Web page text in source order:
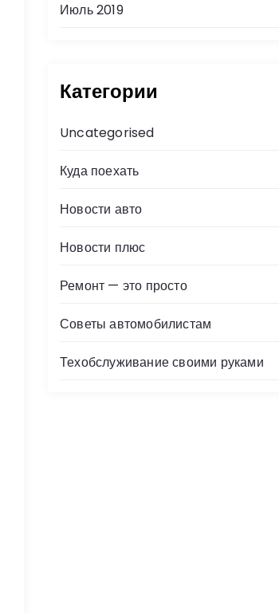
Июль 2019
Категории
Uncategorised
Куда поехать
Новости авто
Новости плюс
Ремонт — это просто
Советы автомобилистам
Техобслуживание своими руками